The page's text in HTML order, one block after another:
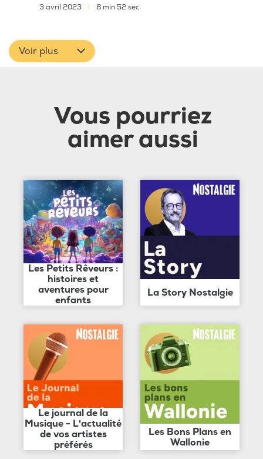
3 avril 2023 8 min 52 sec
Voir plus
Vous pourriez
aimer aussi
Les Petits Rêveurs :
histoires et
aventures pour
enfants
La Story Nostalgie
Le journal de la
Musique - L'actualité
de vos artistes
préférés
Les Bons Plans en
Wallonie